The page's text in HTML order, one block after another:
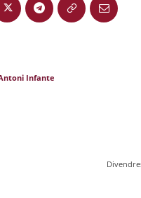
Infante